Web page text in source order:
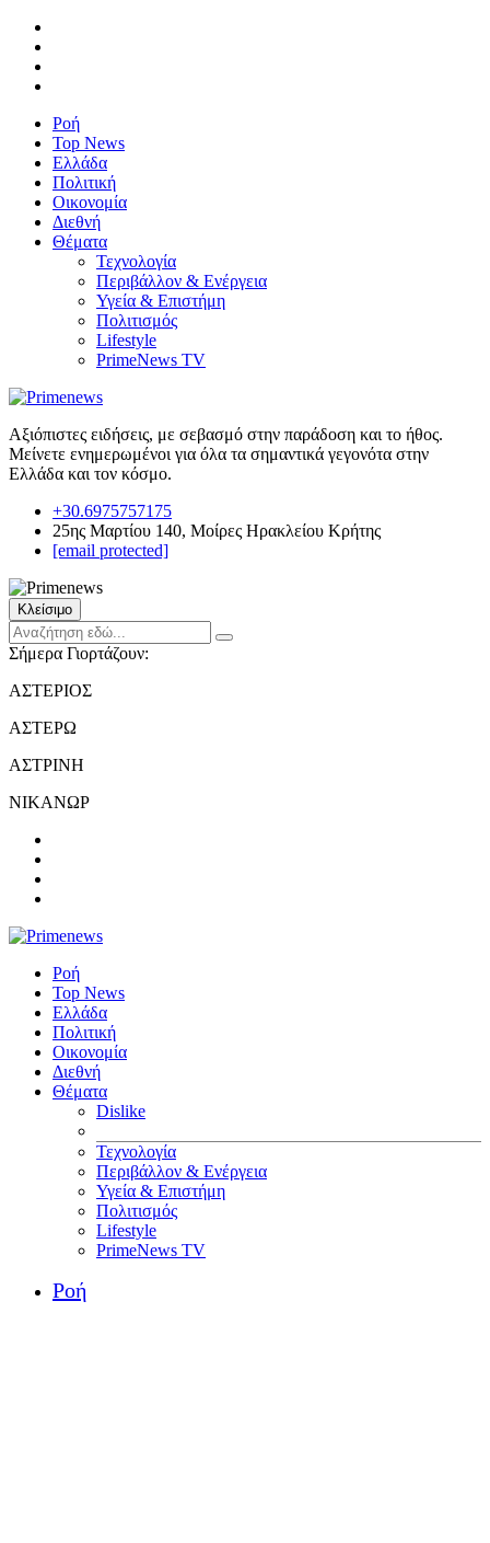
Ροή
Top News
Ελλάδα
Πολιτική
Οικονομία
Διεθνή
Θέματα
Τεχνολογία
Περιβάλλον & Ενέργεια
Υγεία & Επιστήμη
Πολιτισμός
Lifestyle
PrimeNews TV
Αξιόπιστες ειδήσεις, με σεβασμό στην παράδοση και το ήθος.
Μείνετε ενημερωμένοι για όλα τα σημαντικά γεγονότα στην
Ελλάδα και τον κόσμο.
+30.6975757175
25ης Μαρτίου 140, Μοίρες Ηρακλείου Κρήτης
[email protected]
Κλείσιμο
Σήμερα Γιορτάζουν:
ΑΣΤΕΡΙΟΣ
ΑΣΤΕΡΩ
ΑΣΤΡΙΝΗ
ΝΙΚΑΝΩΡ
Ροή
Top News
Ελλάδα
Πολιτική
Οικονομία
Διεθνή
Θέματα
Dislike
Τεχνολογία
Περιβάλλον & Ενέργεια
Υγεία & Επιστήμη
Πολιτισμός
Lifestyle
PrimeNews TV
Ροή